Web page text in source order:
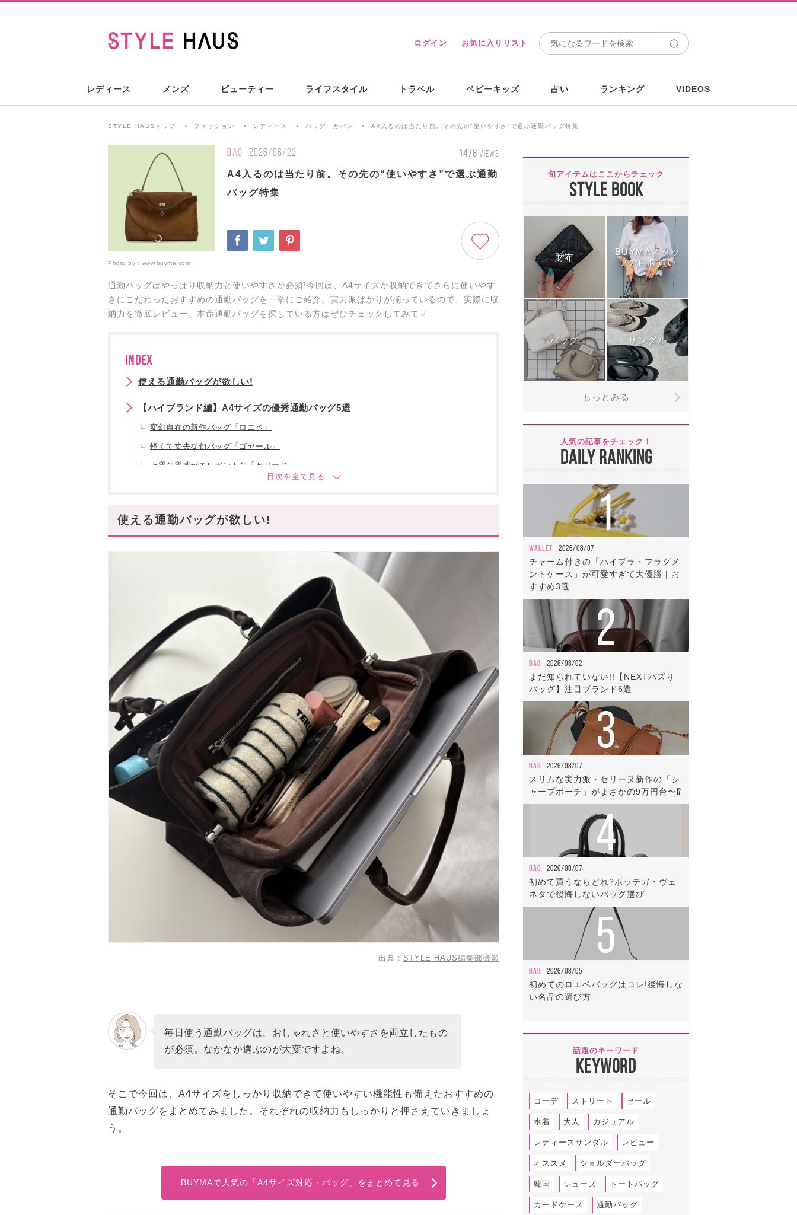
ログイン お気に入りリスト
レディース メンズ ビューティー ライフスタイル トラベル ベビーキッズ 占い ランキング VIDEOS
STYLE HAUSトップ ファッション レディース バッグ・カバン A4入るのは当たり前。その先の“使いやすさ”で選ぶ通勤バッグ特集
BAG 2026/06/22 1478 VIEWS
A4入るのは当たり前。その先の“使いやすさ”で選ぶ通勤
バッグ特集
Photo by： www.buyma.com
通勤バッグはやっぱり収納力と使いやすさが必須!今回は、A4サイズが収納できてさらに使いやす
さにこだわったおすすめの通勤バッグを一挙にご紹介。実力派ばかりが揃っているので、実際に収
納力を徹底レビュー。本命通勤バッグを探している方はぜひチェックしてみて✓
INDEX
使える通勤バッグが欲しい!
【ハイブランド編】A4サイズの優秀通勤バッグ5選
変幻自在の新作バッグ「ロエベ」
軽くて丈夫な旬バッグ「ゴヤール」
上質な質感がエレガントな「セリーヌ」
【デイリーブランド編】A4サイズの優秀通勤バッグ4選
ユニークな構造がハイセンスな「オソイ」
モードなデザインで差がつく「エムエムシックス」
スタハ編集部の「お仕事バッグ」レビュー動画もあわせて✓
通勤バッグは使いやすさにこだわって♬
使える通勤バッグが欲しい!
出典： STYLE HAUS編集部撮影
毎日使う通勤バッグは、おしゃれさと使いやすさを両立したもの
が必須。なかなか選ぶのが大変ですよね。
そこで今回は、A4サイズをしっかり収納できて使いやすい機能性も備えたおすすめの
通勤バッグをまとめてみました。それぞれの収納力もしっかりと押さえていきましょ
う。
BUYMAで人気の「A4サイズ対応・バッグ」をまとめて見る
旬アイテムはここからチェック
STYLE BOOK
財布
BUYMAスタッ
フの自腹買い
バッグ サンダル
もっとみる
人気の記事をチェック！
DAILY RANKING
1
WALLET 2026/08/07
チャーム付きの「ハイブラ・フラグメ
ントケース」が可愛すぎて大優勝 | お
すすめ3選
2
BAG 2026/08/02
まだ知られていない!!【NEXTバズり
バッグ】注目ブランド6選
3
BAG 2026/08/07
スリムな実力派・セリーヌ新作の「シ
ャープポーチ」がまさかの9万円台〜⁉
4
BAG 2026/08/07
初めて買うならどれ?ボッテガ・ヴェ
ネタで後悔しないバッグ選び
5
BAG 2026/08/05
初めてのロエベバッグはコレ!後悔しな
い名品の選び方
話題のキーワード
KEYWORD
コーデ ストリート セール
水着 大人 カジュアル
レディースサンダル レビュー
オススメ ショルダーバッグ
韓国 シューズ トートバッグ
カードケース 通勤バッグ